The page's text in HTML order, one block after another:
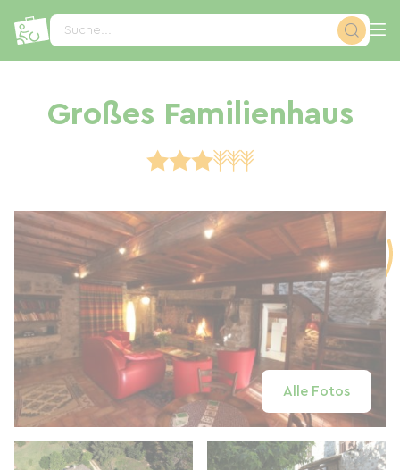
Suche...
Großes Familienhaus
Alle Fotos
Cookie-Einstellungen